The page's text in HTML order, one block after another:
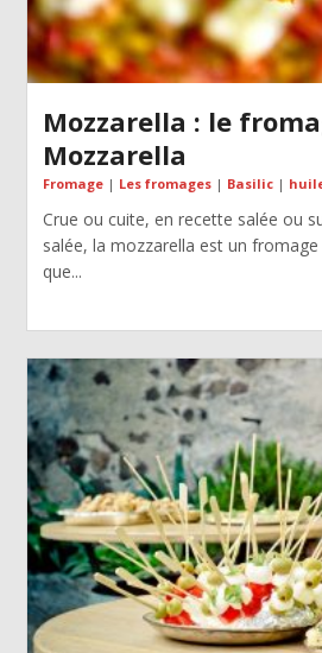
Mozzarella : le
Mozzarella
Fromage| Les fromages| Basilic|
Crue ou cuite, en recette salée ou
salée, la mozzarella est un
que...